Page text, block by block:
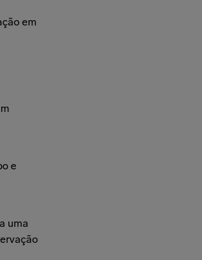
em
e
uma